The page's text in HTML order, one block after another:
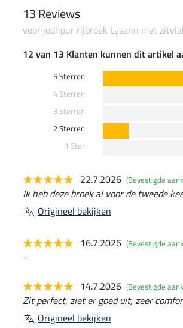
13 Reviews
voor jodhpur rijbroek Lysann met
12 van 13 Klanten kunnen dit artikel
5 Sterren
4 Sterren
3 Sterren
2 Sterren
1 Ster
22.7.2026 (Bevestigde
Ik heb deze broek al voor de tweede
Origineel bekijken
16.7.2026 (Bevestigde
-
14.7.2026 (Bevestigde
Zit perfect, ziet er goed uit, zeer
Origineel bekijken